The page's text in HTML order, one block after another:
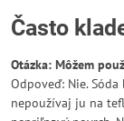
Často
Otázka: Môžem
Odpoveď: Nie.
nepoužívaj ju na